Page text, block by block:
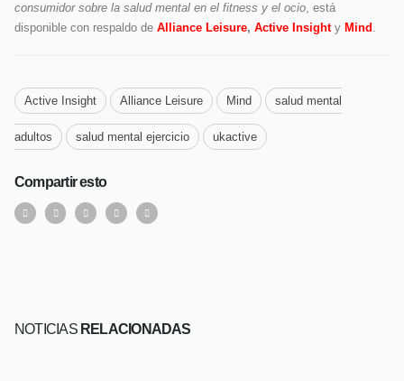
consumidor sobre la salud mental en el fitness y el ocio, está
disponible con respaldo de Alliance Leisure, Active Insight y Mind .
Active Insight Alliance Leisure Mind salud mental
adultos salud mental ejercicio ukactive
Compartir esto
NOTICIAS RELACIONADAS